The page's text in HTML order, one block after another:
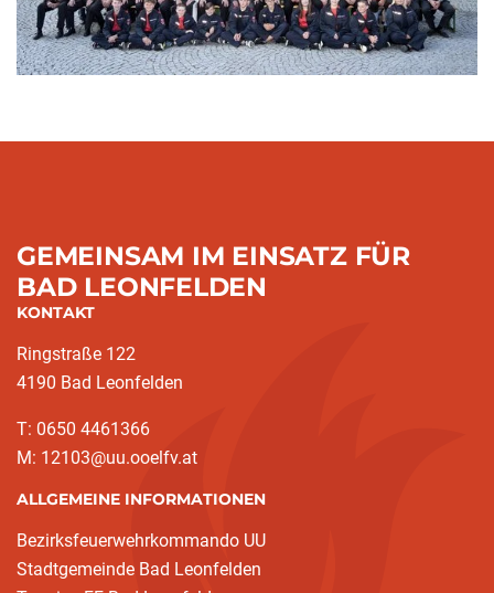
GEMEINSAM IM EINSATZ FÜR
BAD LEONFELDEN
KONTAKT
Ringstraße 122
4190 Bad Leonfelden
T: 0650 4461366
M: 12103@uu.ooelfv.at
ALLGEMEINE INFORMATIONEN
Bezirksfeuerwehrkommando UU
Stadtgemeinde Bad Leonfelden